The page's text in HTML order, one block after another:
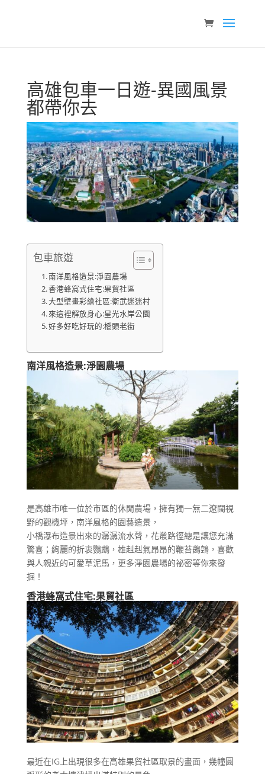
高雄包車一日遊-異國風景
都帶你去
包車旅遊
南洋風格造景:淨園農場
香港蜂窩式住宅:果貿社區
大型壁畫彩繪社區:衛武迷迷村
來這裡解放身心:星光水岸公園
好多好吃好玩的:橋頭老街
南洋風格造景:淨園農場
是高雄市唯一位於市區的休閒農場，擁有獨一無二遼闊視
野的觀機坪，南洋風格的園藝造景，
小橋瀑布造景出來的潺潺流水聲，花叢路徑總是讓您充滿
驚喜；絢麗的折衷鸚鵡，雄赳赳氣昂昂的鞭苔鵎鵼，喜歡
與人親近的可愛草泥馬，更多淨園農場的祕密等你來發
掘！
香港蜂窩式住宅:果貿社區
最近在IG上出現很多在高雄果貿社區取景的畫面，幾幢圓